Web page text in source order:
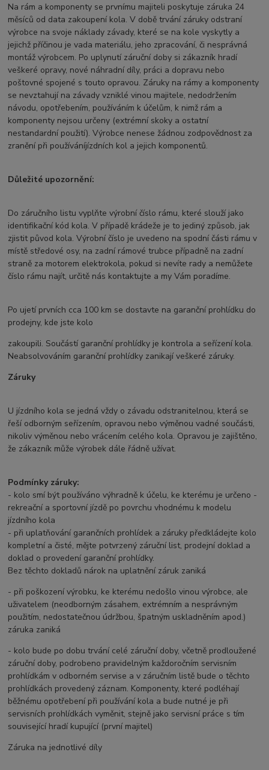
Na rám a komponenty se prvnímu majiteli poskytuje záruka 24
měsíců od data zakoupení kola. V době trvání záruky odstraní
výrobce na svoje náklady závady, které se na kole vyskytly a
jejichž příčinou je vada materiálu, jeho zpracování, či nesprávná
montáž výrobcem. Po uplynutí záruční doby si zákazník hradí
veškeré opravy, nové náhradní díly, práci a dopravu nebo
poštovné spojené s touto opravou. Záruky na rámy a komponenty
se nevztahují na závady vzniklé vinou majitele, nedodržením
návodu, opotřebením, používáním k účelům, k nimž rám a
komponenty nejsou určeny (extrémní skoky a ostatní
nestandardní použití). Výrobce nenese žádnou zodpovědnost za
zranění při používáníjízdních kol a jejich komponentů.
Důležité upozornění:
Do záručního listu vyplňte výrobní číslo rámu, které slouží jako
identifikační kód kola. V případě krádeže je to jediný způsob, jak
zjistit původ kola. Výrobní číslo je uvedeno na spodní části rámu v
místě středové osy, na zadní rámové trubce případně na zadní
straně za motorem elektrokola, pokud si nevíte rady a nemůžete
číslo rámu najít, určitě nás kontaktujte a my Vám poradíme.
Po ujetí prvních cca 100 km se dostavte na garanční prohlídku do
prodejny, kde jste kolo
zakoupili. Součástí garanční prohlídky je kontrola a seřízení kola.
Neabsolvováním garanční prohlídky zanikají veškeré záruky.
Záruky
U jízdního kola se jedná vždy o závadu odstranitelnou, která se
řeší odborným seřízením, opravou nebo výměnou vadné součásti,
nikoliv výměnou nebo vrácením celého kola. Opravou je zajištěno,
že zákazník může výrobek dále řádně užívat.
Podmínky záruky:
- kolo smí být používáno výhradně k účelu, ke kterému je určeno -
rekreační a sportovní jízdě po povrchu vhodnému k modelu
jízdního kola
- při uplatňování garančních prohlídek a záruky předkládejte kolo
kompletní a čisté, mějte potvrzený záruční list, prodejní doklad a
doklad o provedení garanční prohlídky.
Bez těchto dokladů nárok na uplatnění záruk zaniká
- při poškození výrobku, ke kterému nedošlo vinou výrobce, ale
uživatelem (neodborným zásahem, extrémním a nesprávným
použitím, nedostatečnou údržbou, špatným uskladněním apod.)
záruka zaniká
- kolo bude po dobu trvání celé záruční doby, včetně prodloužené
záruční doby, podrobeno pravidelným každoročním servisním
prohlídkám v odborném servise a v záručním listě bude o těchto
prohlídkách provedený záznam. Komponenty, které podléhají
běžnému opotřebení při používání kola a bude nutné je při
servisních prohlídkách vyměnit, stejně jako servisní práce s tím
související hradí kupující (první majitel)
Záruka na jednotlivé díly